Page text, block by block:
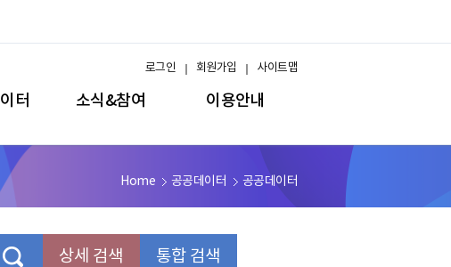
터 소식&참여 이용안내
로그인 회원가입 사이트맵
Home 공공데이터 공공데이터
상세 검색 통합 검색